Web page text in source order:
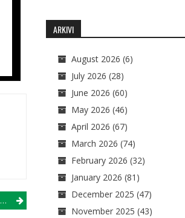
ARKIVI
August 2026 (6)
July 2026 (28)
June 2026 (60)
May 2026 (46)
April 2026 (67)
March 2026 (74)
February 2026 (32)
January 2026 (81)
December 2025 (47)
November 2025 (43)